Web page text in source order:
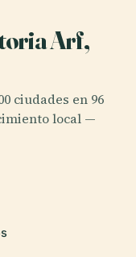
Arf,
ciudades en 96
local —